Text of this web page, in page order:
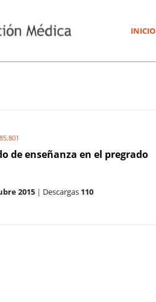
INICIO
de enseñanza en el pregrado
2015 | Descargas 110